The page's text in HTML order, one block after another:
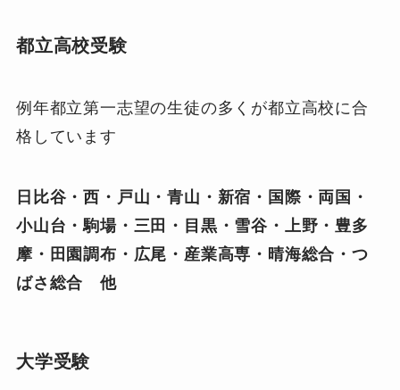
都立高校受験
例年都立第一志望の生徒の多くが都立高校に合
格しています
日比谷・西・戸山・青山・新宿・国際・両国・
小山台・駒場・三田・目黒・雪谷・上野・豊多
摩・田園調布・広尾・産業高専・晴海総合・つ
ばさ総合 他
大学受験